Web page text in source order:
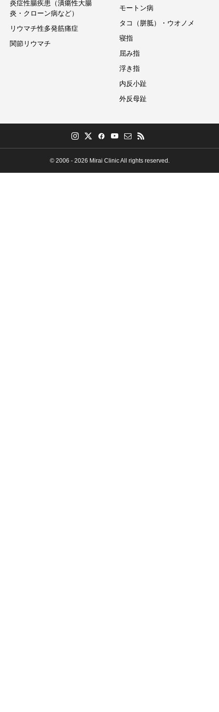
炎症性腸疾患（潰瘍性大腸
炎・クローン病など）
リウマチ性多発筋痛症
関節リウマチ
モートン病
タコ（胼胝）・ウオノメ
寝指
屈み指
浮き指
内反小趾
外反母趾
© 2006 - 2026 Mirai Clinic All rights reserved.